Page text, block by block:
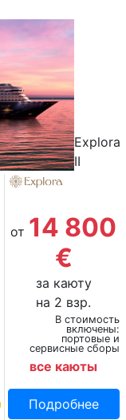
Explora
II
от 14 800
€
за каюту
на 2 взр.
В стоимость
включены:
портовые и
сервисные сборы
все каюты
Подробнее